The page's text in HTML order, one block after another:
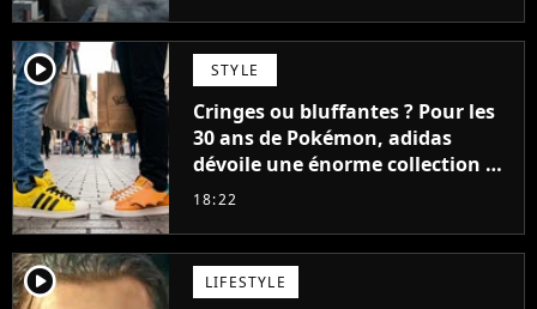
player2 STYLE
Cringes ou bluffantes ? Pour les
30 ans de Pokémon, adidas
dévoile une énorme collection de
sneakers et je ne sais pas quoi en
18:22
player2 LIFESTYLE